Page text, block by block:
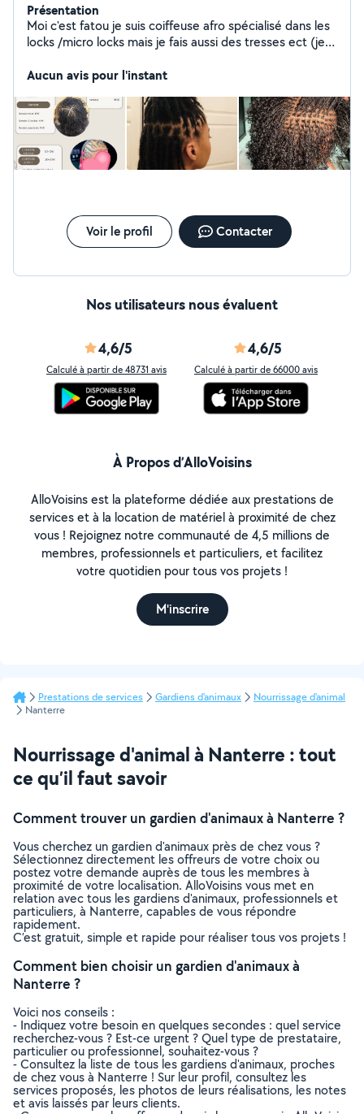
Présentation
Moi c'est fatou je suis coiffeuse afro spécialisé dans les
locks /micro locks mais je fais aussi des tresses ect (je
Aucun avis pour l'instant
Voir le profil Contacter
Nos utilisateurs nous évaluent
4,6/5
Calculé à partir de 48731 avis
4,6/5
Calculé à partir de 66000 avis
À Propos d’AlloVoisins
AlloVoisins est la plateforme dédiée aux prestations de
services et à la location de matériel à proximité de chez
vous ! Rejoignez notre communauté de 4,5 millions de
membres, professionnels et particuliers, et facilitez
votre quotidien pour tous vos projets !
M'inscrire
Prestations de services Gardiens d'animaux
Nourrissage d'animal
Nanterre
Nourrissage d'animal à Nanterre : tout
ce qu’il faut savoir
Comment trouver un gardien d'animaux à Nanterre ?
Vous cherchez un gardien d'animaux près de chez vous ?
Sélectionnez directement les offreurs de votre choix ou
postez votre demande auprès de tous les membres à
proximité de votre localisation. AlloVoisins vous met en
relation avec tous les gardiens d'animaux, professionnels et
particuliers, à Nanterre, capables de vous répondre
rapidement.
C’est gratuit, simple et rapide pour réaliser tous vos projets !
Comment bien choisir un gardien d'animaux à
Nanterre ?
Voici nos conseils :
- Indiquez votre besoin en quelques secondes : quel service
recherchez-vous ? Est-ce urgent ? Quel type de prestataire,
particulier ou professionnel, souhaitez-vous ?
- Consultez la liste de tous les gardiens d'animaux, proches
de chez vous à Nanterre ! Sur leur profil, consultez les
services proposés, les photos de leurs réalisations, les notes
et avis laissés par leurs clients.